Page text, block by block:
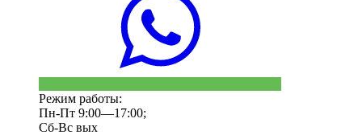
Режим работы:
Пн-Пт 9:00—17:00;
Сб-Вс вых